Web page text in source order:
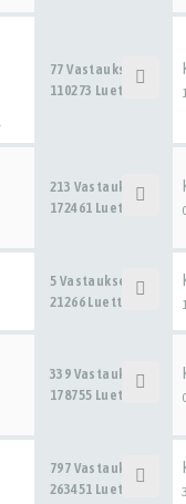
77 Vastaukset
110273 Luettu
213 Vastaukset
172461 Luettu
5 Vastaukset
21266 Luettu
339 Vastaukset
178755 Luettu
797 Vastaukset
263451 Luettu